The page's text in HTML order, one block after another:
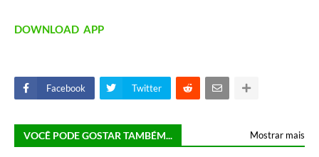
DOWNLOAD APP
Facebook Twitter
VOCÊ PODE GOSTAR TAMBÉM... Mostrar mais